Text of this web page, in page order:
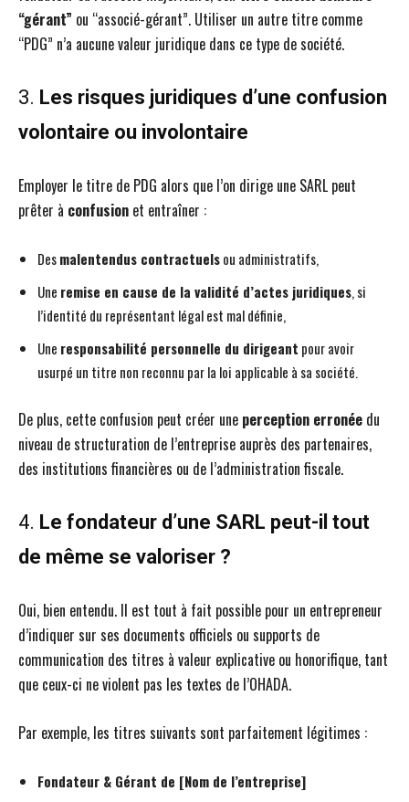
“gérant” ou “associé-gérant”. Utiliser un autre titre comme
“PDG” n’a aucune valeur juridique dans ce type de société.
3. Les risques juridiques d’une confusion
volontaire ou involontaire
Employer le titre de PDG alors que l’on dirige une SARL peut
prêter à confusion et entraîner :
Desmalentendus contractuelsou administratifs,
Une remise en cause de la validité d’actes juridiques, si
l’identité du représentant légal est mal définie,
Une responsabilité personnelle du dirigeant pour avoir
usurpé un titre non reconnu par la loi applicable à sa société.
De plus, cette confusion peut créer une perception erronée du
niveau de structuration de l’entreprise auprès des partenaires,
des institutions financières ou de l’administration fiscale.
4. Le fondateur d’une SARL peut-il tout
de même se valoriser ?
Oui, bien entendu. Il est tout à fait possible pour un entrepreneur
d’indiquer sur ses documents officiels ou supports de
communication des titres à valeur explicative ou honorifique, tant
que ceux-ci ne violent pas les textes de l’OHADA.
Par exemple, les titres suivants sont parfaitement légitimes :
Fondateur & Gérant de [Nom de l’entreprise]